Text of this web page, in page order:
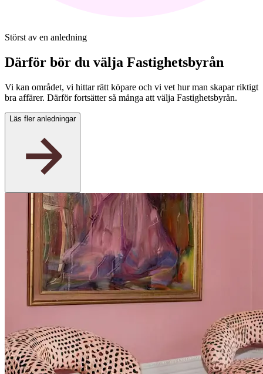
Störst av en anledning
Därför bör du välja Fastighetsbyrån
Vi kan området, vi hittar rätt köpare och vi vet hur man skapar riktigt
bra affärer. Därför fortsätter så många att välja Fastighetsbyrån.
Läs fler anledningar